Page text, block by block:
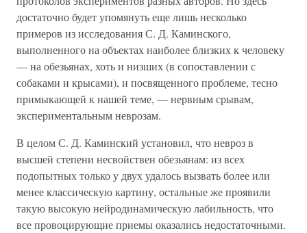
достаточно будет упомянуть еще лишь несколько
примеров из исследования С. Д. Каминского,
выполненного на объектах наиболее близких к человеку
— на обезьянах, хоть и низших (в сопоставлении с
собаками и крысами), и посвященного проблеме, тесно
примыкающей к нашей теме, — нервным срывам,
экспериментальным неврозам.
В целом С. Д. Каминский установил, что невроз в
высшей степени несвойствен обезьянам: из всех
подопытных только у двух удалось вызвать более или
менее классическую картину, остальные же проявили
такую высокую нейродинамическую лабильность, что
все провоцирующие приемы оказались недостаточными.